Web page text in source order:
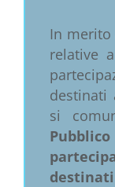
In merito
relative
destinati
si